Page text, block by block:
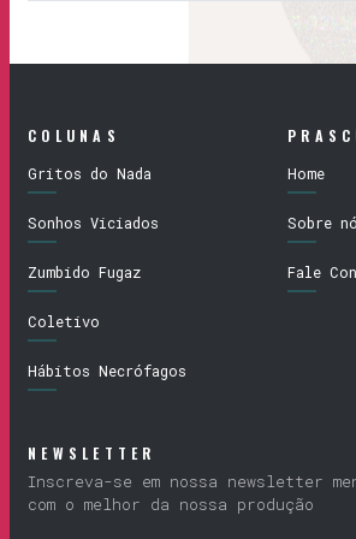
COLUNAS
Gritos do Nada
Sonhos Viciados
Zumbido Fugaz
Coletivo
Hábitos Necrófagos
Home
Sobre
Fale
NEWSLETTER
Inscreva-se em nossa newsletter
com o melhor da nossa produção